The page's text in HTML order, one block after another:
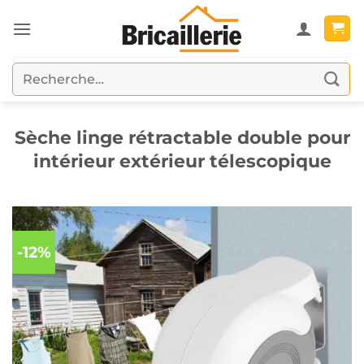
au
Recherche
pour :
Sèche linge rétractable double pour
intérieur extérieur télescopique
-12%